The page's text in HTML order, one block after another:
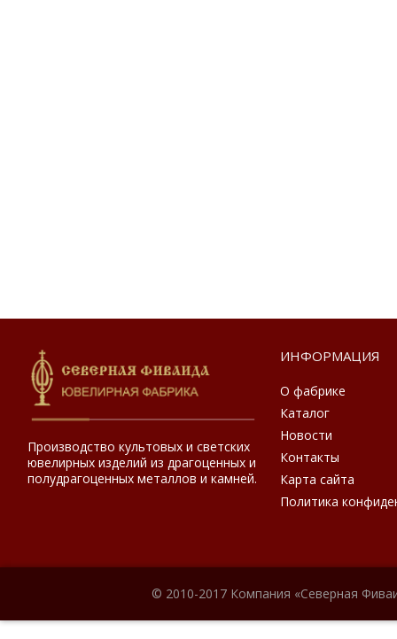
Производство культовых и светских
ювелирных изделий из драгоценных и
полудрагоценных металлов и камней.
ИНФОРМАЦИЯ
О фабрике
Каталог
Новости
Контакты
Карта сайта
Политика
© 2010-2017 Компания «Северная